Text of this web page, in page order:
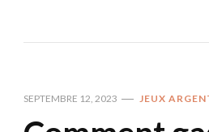
SEPTEMBRE 12, 2023 JEUX